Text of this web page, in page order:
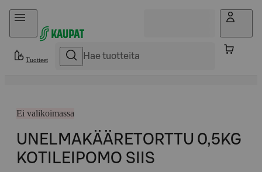
Hyppää sisältöön
Tuotteet
Ei valikoimassa
UNELMAKÄÄRETORTTU 0,5KG
KOTILEIPOMO SIIS